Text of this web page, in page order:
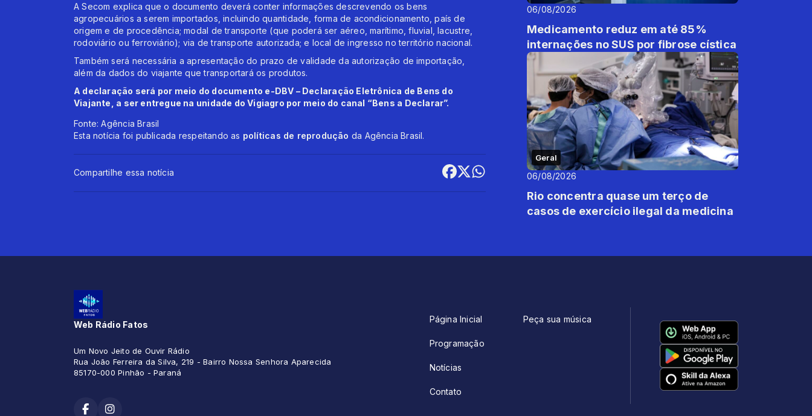
A Secom explica que o documento deverá conter informações descrevendo os bens
agropecuários a serem importados, incluindo quantidade, forma de acondicionamento, país de
origem e de procedência; modal de transporte (que poderá ser aéreo, marítimo, fluvial, lacustre,
rodoviário ou ferroviário); via de transporte autorizada; e local de ingresso no território nacional.
Também será necessária a apresentação do prazo de validade da autorização de importação,
além da dados do viajante que transportará os produtos.
A declaração será por meio do documento e-DBV – Declaração Eletrônica de Bens do
Viajante, a ser entregue na unidade do Vigiagro por meio do canal “Bens a Declarar”.
Fonte: Agência Brasil
Esta notícia foi publicada respeitando as políticas de reprodução da Agência Brasil.
Compartilhe essa notícia
06/08/2026
Medicamento reduz em até 85%
internações no SUS por fibrose cística
Geral
06/08/2026
Rio concentra quase um terço de
casos de exercício ilegal da medicina
Web Rádio Fatos
Um Novo Jeito de Ouvir Rádio
Rua João Ferreira da Silva, 219 - Bairro Nossa Senhora Aparecida
85170-000 Pinhão - Paraná
Página Inicial
Programação
Notícias
Contato
Peça sua música